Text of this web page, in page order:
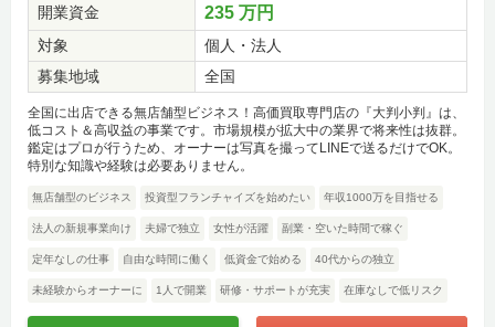
開業資金
235 万円
対象
個人・法人
募集地域
全国
全国に出店できる無店舗型ビジネス！高価買取専門店の『大判小判』は、
低コスト＆高収益の事業です。市場規模が拡大中の業界で将来性は抜群。
鑑定はプロが行うため、オーナーは写真を撮ってLINEで送るだけでOK。
特別な知識や経験は必要ありません。
無店舗型のビジネス 投資型フランチャイズを始めたい 年収1000万を目指せる
法人の新規事業向け 夫婦で独立 女性が活躍 副業・空いた時間で稼ぐ
定年なしの仕事 自由な時間に働く 低資金で始める 40代からの独立
未経験からオーナーに 1人で開業 研修・サポートが充実 在庫なしで低リスク